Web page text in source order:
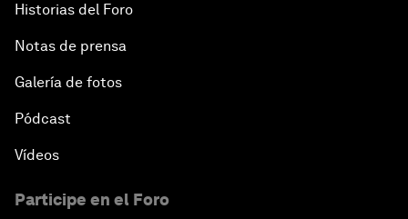
Historias del Foro
Notas de prensa
Galería de fotos
Pódcast
Vídeos
Participe en el Foro